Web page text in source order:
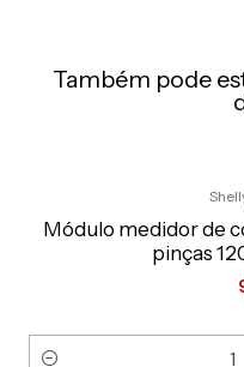
Também pode
Módulo medidor de
pinças